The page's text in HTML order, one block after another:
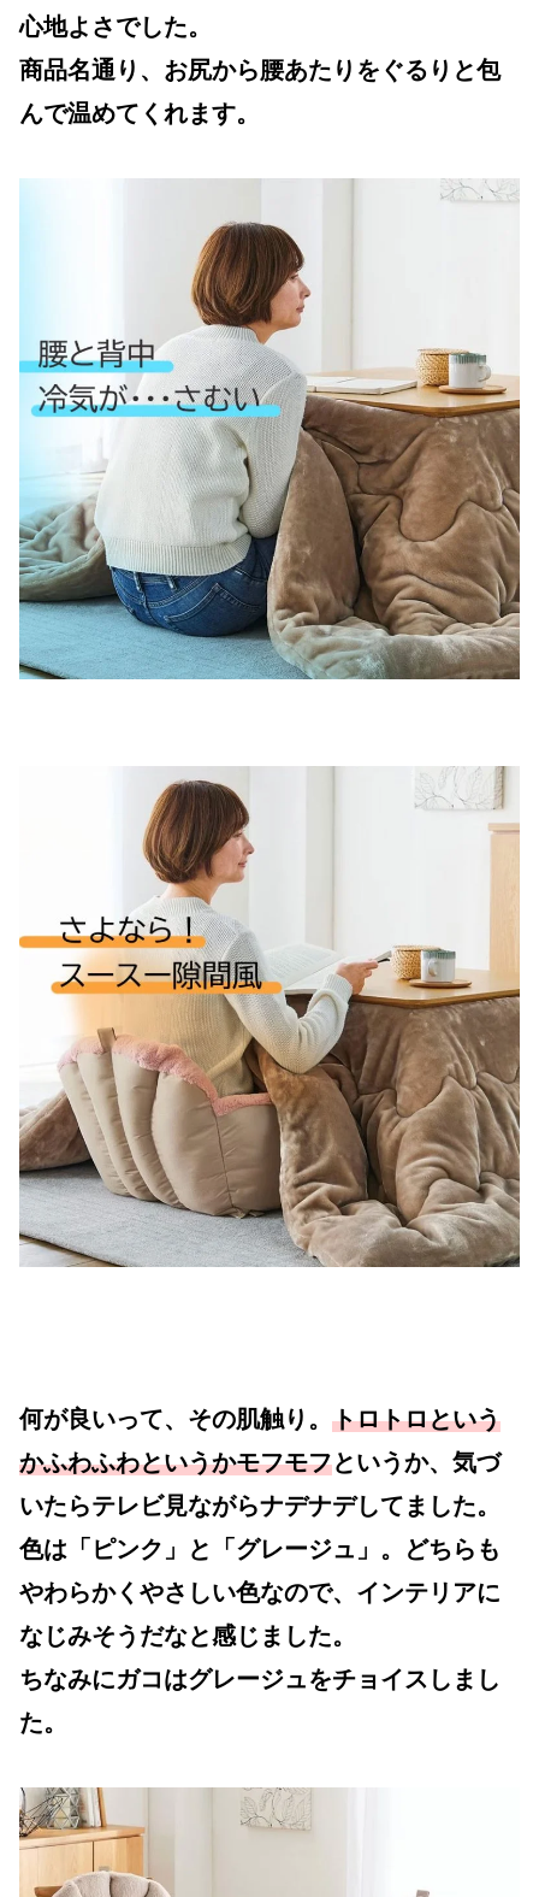
心地よさでした。
商品名通り、お尻から腰あたりをぐるりと包
んで温めてくれます。
何が良いって、その肌触り。 トロトロという
かふわふわというかモフモフというか、気づ
いたらテレビ見ながらナデナデしてました。
色は「ピンク」と「グレージュ」。どちらも
やわらかくやさしい色なので、インテリアに
なじみそうだなと感じました。
ちなみにガコはグレージュをチョイスしまし
た。